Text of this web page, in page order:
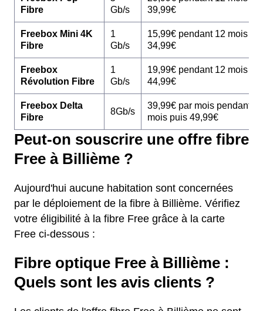
Fibre
Gb/s
39,99€
Freebox Mini 4K
Fibre
1
Gb/s
15,99€ pendant 12 mois
34,99€
Freebox
Révolution Fibre
1
Gb/s
19,99€ pendant 12 mois
44,99€
Freebox Delta
Fibre
8Gb/s
39,99€ par mois pendant 12
mois puis 49,99€
Peut-on souscrire une offre fibre
Free à Billième ?
Aujourd'hui aucune habitation sont concernées
par le déploiement de la fibre à Billième. Vérifiez
votre éligibilité à la fibre Free grâce à la carte
Free ci-dessous :
Fibre optique Free à Billième :
Quels sont les avis clients ?